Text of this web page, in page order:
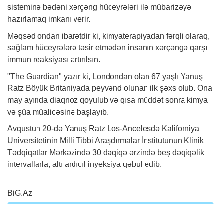
sisteminə bədəni xərçəng hüceyrələri ilə mübarizəyə
hazırlamaq imkanı verir.
Məqsəd ondan ibarətdir ki, kimyaterapiyadan fərqli olaraq,
sağlam hüceyrələrə təsir etmədən insanın xərçəngə qarşı
immun reaksiyası artırılsın.
"The Guardian" yazır ki, Londondan olan 67 yaşlı Yanuş
Ratz Böyük Britaniyada peyvənd olunan ilk şəxs olub. Ona
may ayında diaqnoz qoyulub və qısa müddət sonra kimya
və şüa müalicəsinə başlayıb.
Avqustun 20-də Yanuş Ratz Los-Ancelesdə Kaliforniya
Universitetinin Milli Tibbi Araşdırmalar İnstitutunun Klinik
Tədqiqatlar Mərkəzində 30 dəqiqə ərzində beş dəqiqəlik
intervallarla, altı ardıcıl inyeksiya qəbul edib.
BiG.Az